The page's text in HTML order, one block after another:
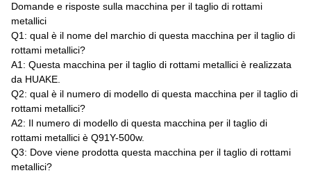
Domande e risposte sulla macchina per il taglio di rottami
metallici
Q1: qual è il nome del marchio di questa macchina per il taglio di
rottami metallici?
A1: Questa macchina per il taglio di rottami metallici è realizzata
da HUAKE.
Q2: qual è il numero di modello di questa macchina per il taglio di
rottami metallici?
A2: Il numero di modello di questa macchina per il taglio di
rottami metallici è Q91Y-500w.
Q3: Dove viene prodotta questa macchina per il taglio di rottami
metallici?